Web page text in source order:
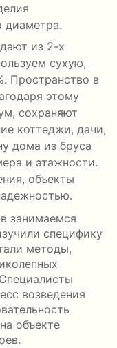
диаметра.
из 2-х
сухую,
Пространство в
этому
сохраняют
коттеджи, дачи,
дома из бруса
и этажности.
объекты
занимаемся
специфику
методы,
возведения
объекте